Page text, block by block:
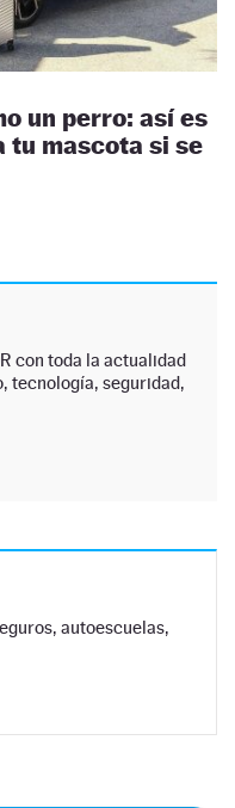
un perro: así es
tu mascota si se
con toda la actualidad
tecnología, seguridad,
autoescuelas,